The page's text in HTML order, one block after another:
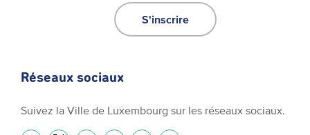
S'inscrire
Réseaux sociaux
Suivez la Ville de Luxembourg sur les réseaux sociaux.